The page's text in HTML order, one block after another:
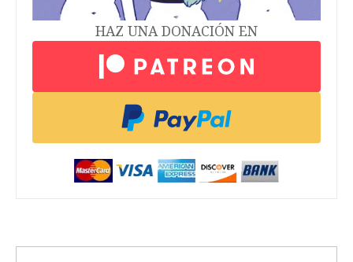
HAZ UNA DONACIÓN EN